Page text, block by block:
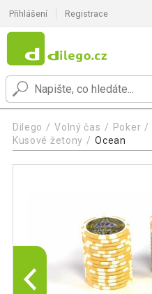
Přihlášení Registrace
Dilego Volný čas Poker
Kusové žetony
Ocean